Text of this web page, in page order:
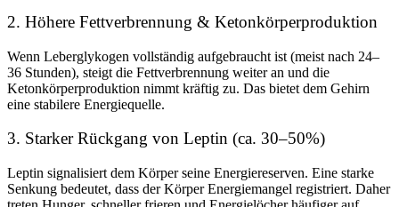
2. Höhere Fettverbrennung & Ketonkörperproduktion
Wenn Leberglykogen vollständig aufgebraucht ist (meist nach 24–
36 Stunden), steigt die Fettverbrennung weiter an und die
Ketonkörperproduktion nimmt kräftig zu. Das bietet dem Gehirn
eine stabilere Energiequelle.
3. Starker Rückgang von Leptin (ca. 30–50%)
Leptin signalisiert dem Körper seine Energiereserven. Eine starke
Senkung bedeutet, dass der Körper Energiemangel registriert. Daher